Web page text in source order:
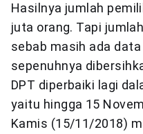
Hasilnya jumlah
juta orang. Tapi
sebab masih ada
sepenuhnya
DPT diperbaiki lagi
yaitu hingga 15
Kamis (15/11/2018)